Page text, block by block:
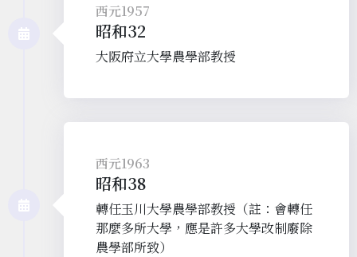
西元1957
昭和32
大阪府立大學農學部教授
西元1963
昭和38
轉任玉川大學農學部教授（註：會轉任
那麼多所大學，應是許多大學改制廢除
農學部所致）